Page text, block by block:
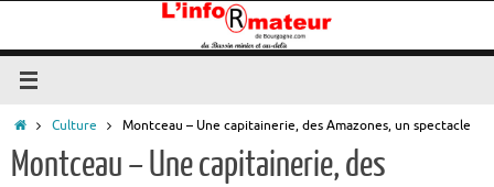
contenu
Accueil
Culture Montceau – Une capitainerie, des Amazones, un spectacle
Montceau – Une capitainerie, des